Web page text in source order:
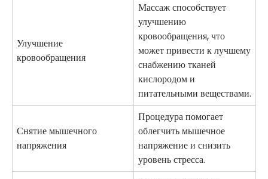
Улучшение
кровообращения
Массаж способствует
улучшению
кровообращения, что
может привести к лучшему
снабжению тканей
кислородом и
питательными веществами.
Снятие мышечного
напряжения
Процедура помогает
облегчить мышечное
напряжение и снизить
уровень стресса.